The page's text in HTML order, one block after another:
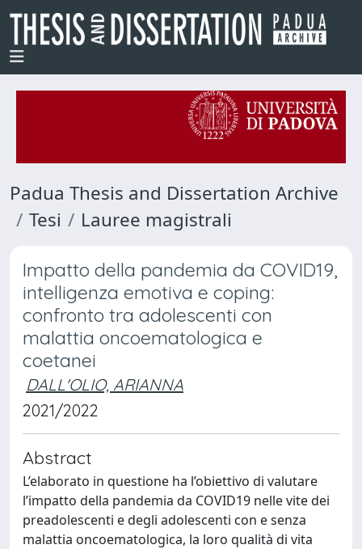
Padua Thesis and Dissertation Archive
Tesi
Lauree magistrali
Impatto della pandemia da COVID19,
intelligenza emotiva e coping:
confronto tra adolescenti con
malattia oncoematologica e
coetanei
DALL'OLIO, ARIANNA
2021/2022
Abstract
L’elaborato in questione ha l’obiettivo di valutare
l’impatto della pandemia da COVID19 nelle vite dei
preadolescenti e degli adolescenti con e senza
malattia oncoematologica, la loro qualità di vita